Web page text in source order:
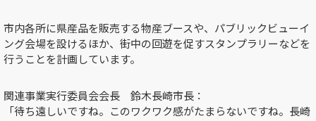
市内各所に県産品を販売する物産ブースや、パブリックビューイ
ング会場を設けるほか、街中の回遊を促すスタンプラリーなどを
行うことを計画しています。
関連事業実行委員会会長 鈴木長崎市長：
「待ち遠しいですね。このワクワク感がたまらないですね。長崎